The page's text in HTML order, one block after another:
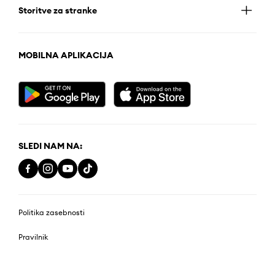
Storitve za stranke
MOBILNA APLIKACIJA
SLEDI NAM NA:
Politika zasebnosti
Pravilnik